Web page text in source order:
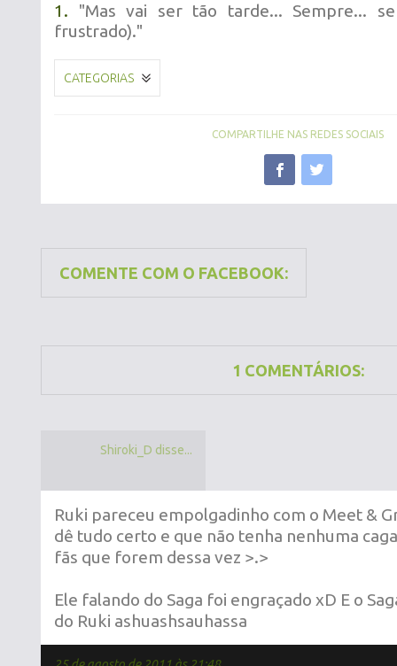
1. "Mas vai ser tão tarde... Sempre...
frustrado)."
CATEGORIAS
COMPARTILHE NAS REDES SOCIAIS
COMENTE COM O FACEBOOK:
1 COMENTÁRIOS:
Shiroki_D disse...
Ruki pareceu empolgadinho com o Meet &
dê tudo certo e que não tenha nenhuma
fãs que forem dessa vez >.>
Ele falando do Saga foi engraçado xD E o
do Ruki ashuashsauhassa